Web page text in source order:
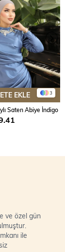
3
EKLE
Saten Abiye İndigo
ve özel gün
ile